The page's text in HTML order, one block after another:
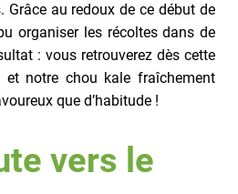
Grâce au redoux de ce début de
organiser les récoltes dans de
: vous retrouverez dès cette
et notre chou kale fraîchement
que d’habitude !
vers le